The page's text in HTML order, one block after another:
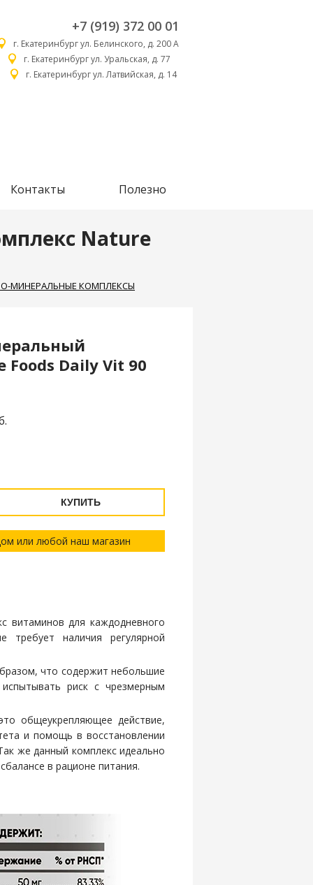
+7 (919) 372 00 01
г. Екатеринбург ул. Белинского, д. 200 А
г. Екатеринбург ул. Уральская, д. 77
г. Екатеринбург ул. Латвийская, д. 14
Контакты Полезно
Nature
МИНЕРАЛЬНЫЕ КОМПЛЕКСЫ
Daily Vit 90
КУПИТЬ
или любой наш магазин
витаминов для каждодневного
наличия регулярной
что содержит небольшие
риск с чрезмерным
общеукрепляющее действие,
и помощь в восстановлении
же данный комплекс идеально
в рационе питания.